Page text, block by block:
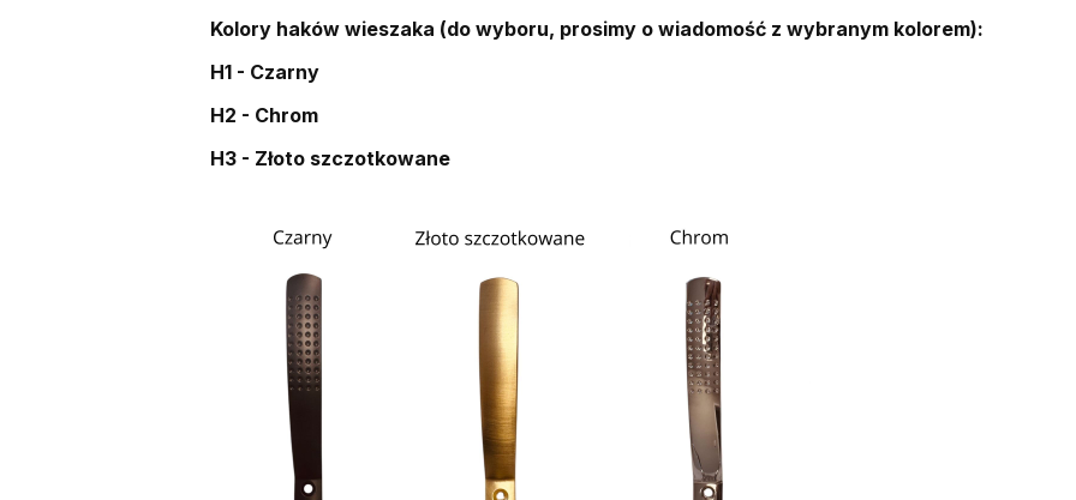
Kolory haków wieszaka (do wyboru, prosimy o wiadomość z wybranym kolorem):
H1 - Czarny
H2 - Chrom
H3 - Złoto szczotkowane